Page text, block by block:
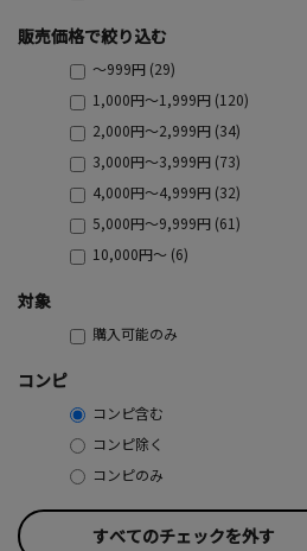
販売価格で絞り込む
～999円 (29)
1,000円～1,999円 (120)
2,000円～2,999円 (34)
3,000円～3,999円 (73)
4,000円～4,999円 (32)
5,000円～9,999円 (61)
10,000円～ (6)
対象
購入可能のみ
コンピ
コンピ含む
コンピ除く
コンピのみ
すべてのチェックを外す